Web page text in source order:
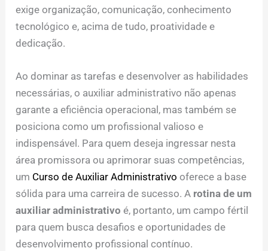
exige organização, comunicação, conhecimento
tecnológico e, acima de tudo, proatividade e
dedicação.
Ao dominar as tarefas e desenvolver as habilidades
necessárias, o auxiliar administrativo não apenas
garante a eficiência operacional, mas também se
posiciona como um profissional valioso e
indispensável. Para quem deseja ingressar nesta
área promissora ou aprimorar suas competências,
um Curso de Auxiliar Administrativo oferece a base
sólida para uma carreira de sucesso. A rotina de um
auxiliar administrativo é, portanto, um campo fértil
para quem busca desafios e oportunidades de
desenvolvimento profissional contínuo.